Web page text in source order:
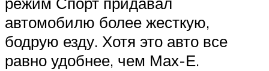
автомобилю более жесткую,
бодрую езду. Хотя это авто все
равно удобнее, чем Мах-Е.